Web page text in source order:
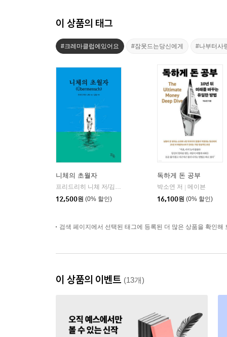
이 상품의 태그
#크레마클럽에있어요 #잠못드는당신에게 #나부터사
니체의 초월자
프리드리히 니체 저/김철 편역
12,500원 (0% 할인)
독하게 돈 공부
박소연 저
메이븐
16,100원 (0% 할인)
검색 페이지에서 선택된 태그에 등록된 더 많은 상품을 확인해
이 상품의 이벤트 (13개)